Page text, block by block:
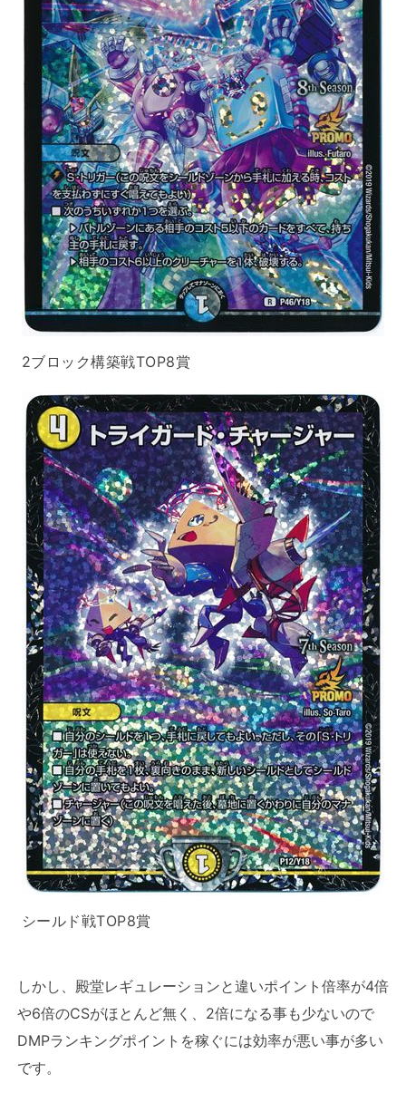
2ブロック構築戦TOP8賞
シールド戦TOP8賞
しかし、殿堂レギュレーションと違いポイント倍率が4倍
や6倍のCSがほとんど無く、2倍になる事も少ないので
DMPランキングポイントを稼ぐには効率が悪い事が多い
です。